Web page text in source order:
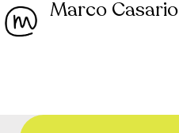
Marco Casario